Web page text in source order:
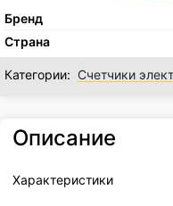
Бренд
Страна
Категории: Счетчики
Описание
Характеристики